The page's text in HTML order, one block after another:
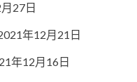
27日
年12月21日
年12月16日